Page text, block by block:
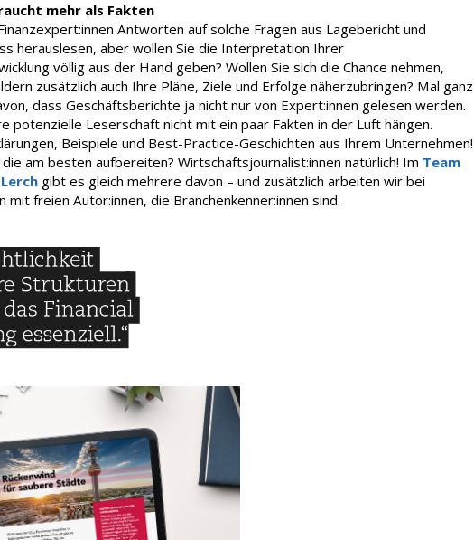
mehr als Fakten
Antworten auf solche Fragen aus Lagebericht und
herauslesen, aber wollen Sie die Interpretation Ihrer
völlig aus der Hand geben? Wollen Sie sich die Chance nehmen,
zusätzlich auch Ihre Pläne, Ziele und Erfolge näherzubringen? Mal ganz
dass Geschäftsberichte ja nicht nur von Expert:innen gelesen werden.
potenzielle Leserschaft nicht mit ein paar Fakten in der Luft hängen.
Beispiele und Best-Practice-Geschichten aus Ihrem Unternehmen!
am besten aufbereiten? Wirtschaftsjournalist:innen natürlich! Im Team
gibt es gleich mehrere davon – und zusätzlich arbeiten wir bei
mit freien Autor:innen, die Branchenkenner:innen sind.